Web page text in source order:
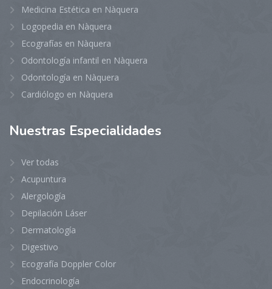
Medicina Estética en Nàquera
Logopedia en Nàquera
Ecografías en Nàquera
Odontología infantil en Nàquera
Odontología en Nàquera
Cardiólogo en Nàquera
Nuestras Especialidades
Ver todas
Acupuntura
Alergología
Depilación Láser
Dermatología
Digestivo
Ecografía Doppler Color
Endocrinología